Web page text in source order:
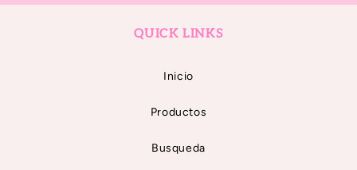
QUICK LINKS
Inicio
Productos
Busqueda